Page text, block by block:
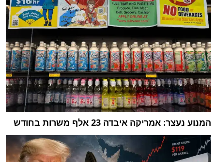
המנוע נעצר: אמריקה איבדה 23 אלף משרות בחודש